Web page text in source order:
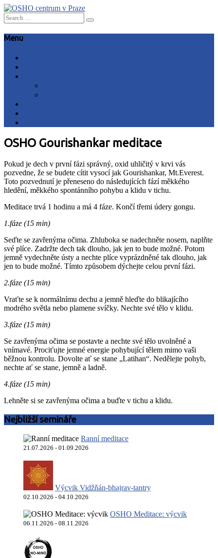
Search
for:
Menu
OSHO Gourishankar meditace
Pokud je dech v první fázi správný, oxid uhličitý v krvi vás
pozvedne, že se budete cítit vysocí jak Gourishankar, Mt.Everest.
Toto pozvednutí je přeneseno do následujících fází měkkého
hledění, měkkého spontánního pohybu a klidu v tichu.
Meditace trvá 1 hodinu a má 4 fáze. Končí třemi údery gongu.
1.fáze (15 min)
Seďte se zavřenýma očima. Zhluboka se nadechněte nosem, naplňte
své plíce. Zadržte dech tak dlouho, jak jen to bude možné. Potom
jemně vydechněte ústy a nechte plíce vyprázdněné tak dlouho, jak
jen to bude možné. Tímto způsobem dýchejte celou první fázi.
2.fáze (15 min)
Vraťte se k normálnímu dechu a jemně hleďte do blikajícího
modrého světla nebo plamene svíčky. Nechte své tělo v klidu.
3.fáze (15 min)
Se zavřenýma očima se postavte a nechte své tělo uvolněné a
vnímavé. Prociťujte jemné energie pohybující tělem mimo vaši
běžnou kontrolu. Dovolte ať se stane „Latihan“. Nedělejte pohyb,
nechte ať se stane, jemně a ladně.
4.fáze (15 min)
Lehněte si se zavřenýma očima a buďte v tichu a klidu.
Nejbližší semináře
Ranní meditace
21.07.2026 - 01.09.2026
Výcvik Vidžňán-bhajrav-tantry
02.10.2026 - 04.10.2026
OSHO Meditace: výcvik
06.11.2026 - 08.11.2026